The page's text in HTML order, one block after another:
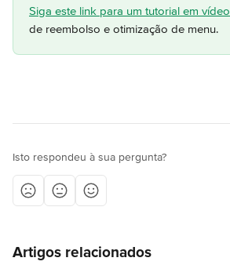
Siga este link para um tutorial em vídeo
de reembolso e otimização de menu.
Isto respondeu à sua pergunta?
Artigos relacionados